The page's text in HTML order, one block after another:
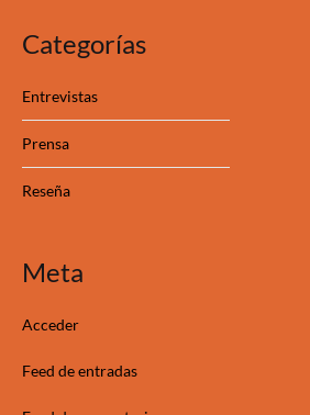
Categorías
Entrevistas
Prensa
Reseña
Meta
Acceder
Feed de entradas